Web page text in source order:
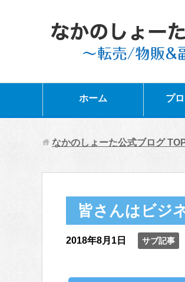
ホーム プ
なかのしょーた公式ブログ
皆さんはビジ
2018年8月1日 サブ記事